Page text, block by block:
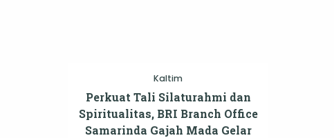
Kaltim
Perkuat Tali Silaturahmi dan
Spiritualitas, BRI Branch Office
Samarinda Gajah Mada Gelar